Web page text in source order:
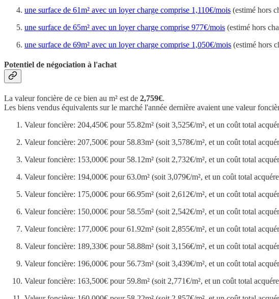
une surface de 61m² avec un loyer charge comprise 1,110€/mois (estimé hors
une surface de 65m² avec un loyer charge comprise 977€/mois (estimé hors
une surface de 69m² avec un loyer charge comprise 1,050€/mois (estimé hors
Potentiel de négociation à l'achat
La valeur foncière de ce bien au m² est de 2,759€.
Les biens vendus équivalents sur le marché l'année dernière avaient une valeur
Valeur foncière: 204,450€ pour 55.82m² (soit 3,525€/m², et un coût total
Valeur foncière: 207,500€ pour 58.83m² (soit 3,578€/m², et un coût total
Valeur foncière: 153,000€ pour 58.12m² (soit 2,732€/m², et un coût total
Valeur foncière: 194,000€ pour 63.0m² (soit 3,079€/m², et un coût total
Valeur foncière: 175,000€ pour 66.95m² (soit 2,612€/m², et un coût total
Valeur foncière: 150,000€ pour 58.55m² (soit 2,542€/m², et un coût total
Valeur foncière: 177,000€ pour 61.92m² (soit 2,855€/m², et un coût total
Valeur foncière: 189,330€ pour 58.88m² (soit 3,156€/m², et un coût total
Valeur foncière: 196,000€ pour 56.73m² (soit 3,439€/m², et un coût total
Valeur foncière: 163,500€ pour 59.8m² (soit 2,771€/m², et un coût total